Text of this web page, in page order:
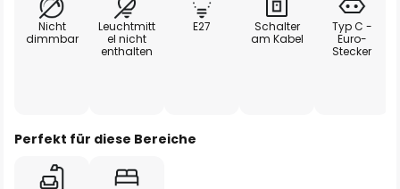
Nicht
dimmbar
Leuchtmitt
el nicht
enthalten
E27
Schalter
am Kabel
Typ C -
Euro-
Stecker
Perfekt für diese Bereiche